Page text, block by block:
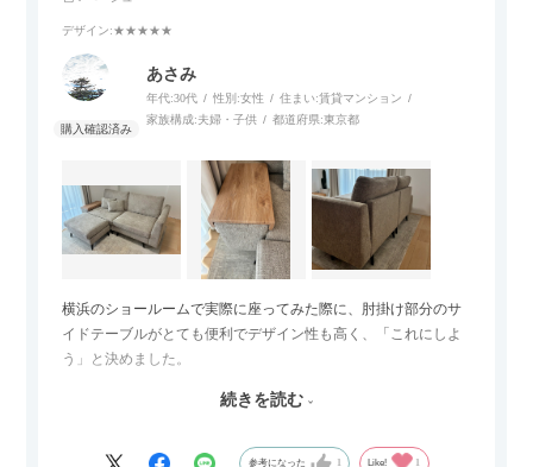
デザイン:★★★★★
あさみ
年代:30代 性別:女性 住まい:賃貸マンション
家族構成:夫婦・子供 都道府県:東京都
横浜のショールームで実際に座ってみた際に、肘掛け部分のサ
イドテーブルがとても便利でデザイン性も高く、「これにしよ
う」と決めました。
サイズは2.5人掛けですが、幅184cmとコンパクトなので圧迫感
グとのバランスもぴったりで、リビング全体がすっきり見えま
続きを読む
参考になった Like!